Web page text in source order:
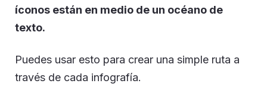
íconos están en medio de un océano de
texto.
Puedes usar esto para crear una simple ruta a
través de cada infografía.